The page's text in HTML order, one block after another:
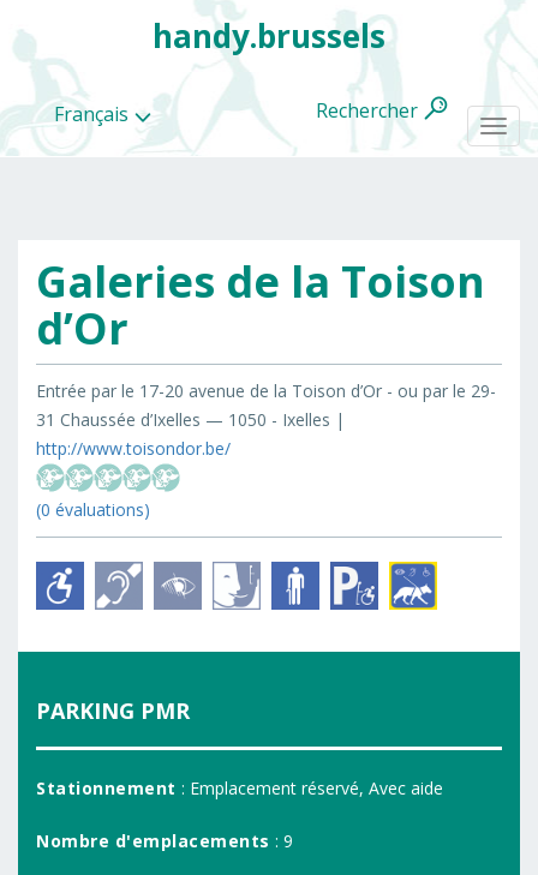
Français
handy.brussels
Rechercher
Galeries de la Toison
d’Or
Entrée par le 17-20 avenue de la Toison d’Or - ou par le 29-
31 Chaussée d’Ixelles — 1050 - Ixelles |
http://www.toisondor.be/
(0 évaluations)
PARKING PMR
Stationnement : Emplacement réservé, Avec aide
Nombre d'emplacements : 9
Toutes
les
categories